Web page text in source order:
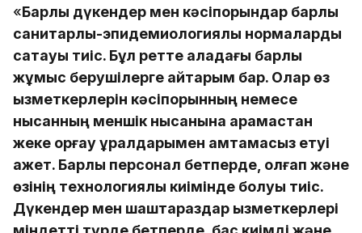
«Барлық дүкендер мен кәсіпорындар барлық
санитарлық-эпидемиологиялық нормаларды
сақтауы тиіс. Бұл ретте қаладағы барлық
жұмыс берушілерге айтарым бар. Олар өз
қызметкерлерін кәсіпорынның немесе
нысанның меншік нысанына қарамастан
жеке қорғау құралдарымен қамтамасыз етуі
қажет. Барлық персонал бетперде, қолғап және
өзінің технологиялық киімінде болуы тиіс.
Дүкендер мен шаштараздар қызметкерлері